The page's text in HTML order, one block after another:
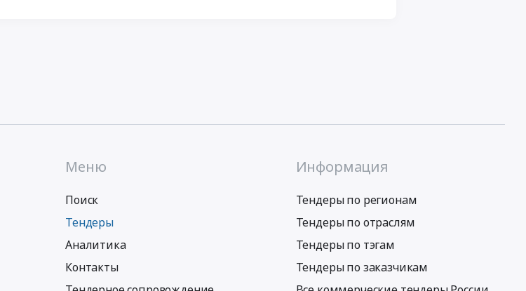
Меню
Поиск
Тендеры
Аналитика
Контакты
Информация
Тендеры по регионам
Тендеры по отраслям
Тендеры по тэгам
Тендеры по заказчикам